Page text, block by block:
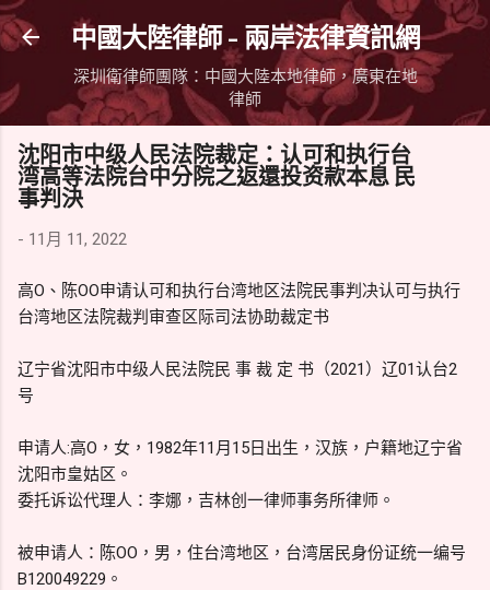
跳到主要內容
中國大陸律師 - 兩岸法律資訊網
深圳衛律師團隊：中國大陸本地律師，廣東在地
律師
沈阳市中级人民法院裁定：认可和执行台
湾高等法院台中分院之返還投资款本息 民
事判決
- 11月 11, 2022
高O、陈OO申请认可和执行台湾地区法院民事判决认可与执行
台湾地区法院裁判审查区际司法协助裁定书
辽宁省沈阳市中级人民法院民 事 裁 定 书（2021）辽01认台2
号
申请人:高O，女，1982年11月15日出生，汉族，户籍地辽宁省
沈阳市皇姑区。
委托诉讼代理人：李娜，吉林创一律师事务所律师。
被申请人：陈OO，男，住台湾地区，台湾居民身份证统一编号
B120049229。